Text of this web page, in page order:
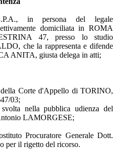
in persona del legale
domiciliata in ROMA
47, presso lo studio
che la rappresenta e difende
ANITA, giusta delega in atti;
Corte d'Appello di TORINO,
03;
nella pubblica udienza del
LAMORGESE;
Procuratore Generale Dott.
per il rigetto del ricorso.